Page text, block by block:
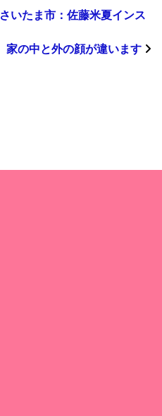
いたま市：佐藤米夏インス
家の中と外の顔が違います